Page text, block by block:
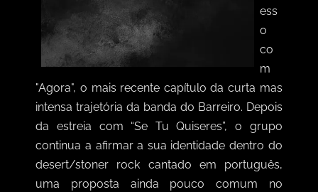
ess
o
co
m
"Agora", o mais recente capítulo da curta mas
intensa trajetória da banda do Barreiro. Depois
da estreia com “Se Tu Quiseres”, o grupo
continua a afirmar a sua identidade dentro do
desert/stoner rock cantado em português,
uma proposta ainda pouco comum no